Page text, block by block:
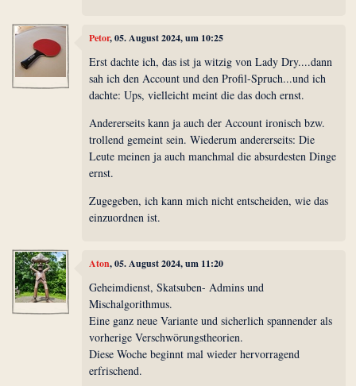
Petor, 05. August 2024, um 10:25
Erst dachte ich, das ist ja witzig von Lady Dry....dann
sah ich den Account und den Profil-Spruch...und ich
dachte: Ups, vielleicht meint die das doch ernst.
Andererseits kann ja auch der Account ironisch bzw.
trollend gemeint sein. Wiederum andererseits: Die
Leute meinen ja auch manchmal die absurdesten Dinge
ernst.
Zugegeben, ich kann mich nicht entscheiden, wie das
einzuordnen ist.
Aton, 05. August 2024, um 11:20
Geheimdienst, Skatsuben- Admins und
Mischalgorithmus.
Eine ganz neue Variante und sicherlich spannender als
vorherige Verschwörungstheorien.
Diese Woche beginnt mal wieder hervorragend
erfrischend.